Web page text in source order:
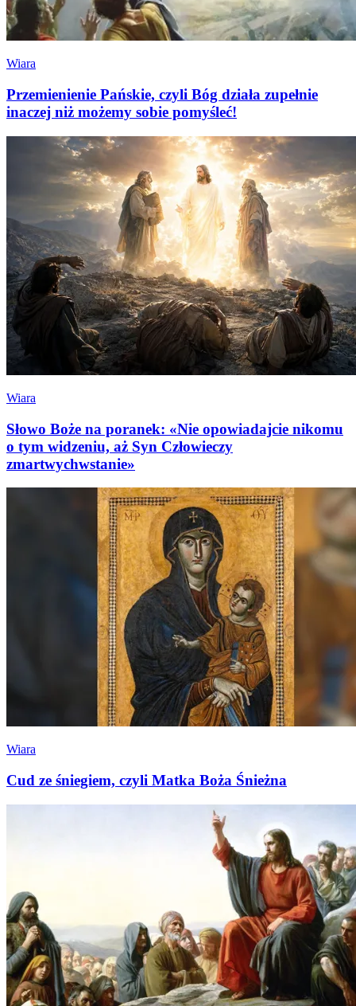
Wiara
Przemienienie Pańskie, czyli Bóg działa zupełnie
inaczej niż możemy sobie pomyśleć!
Wiara
Słowo Boże na poranek: «Nie opowiadajcie nikomu
o tym widzeniu, aż Syn Człowieczy
zmartwychwstanie»
Wiara
Cud ze śniegiem, czyli Matka Boża Śnieżna